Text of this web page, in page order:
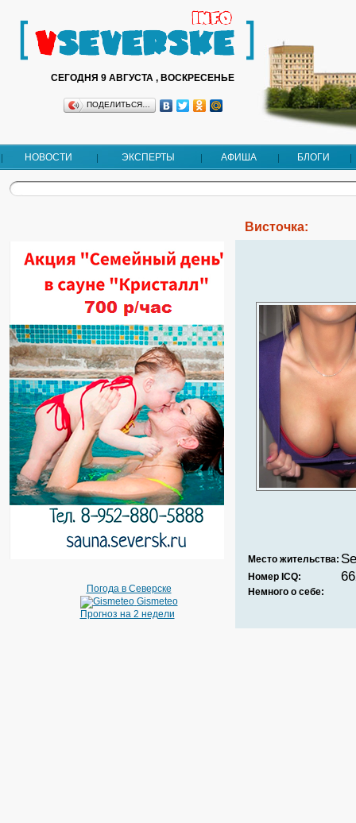
СЕГОДНЯ 9 АВГУСТА , ВОСКРЕСЕНЬЕ
ПОДЕЛИТЬСЯ…
НОВОСТИ ЭКСПЕРТЫ АФИША БЛОГИ
Погода в Северске
Gismeteo
Прогноз на 2 недели
Висточка:
Место жительства:
Номер ICQ:
Немного о себе: